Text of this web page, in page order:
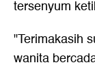
tersenyum
"Terimakasih
wanita